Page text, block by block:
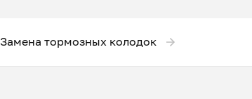
Замена тормозных колодок